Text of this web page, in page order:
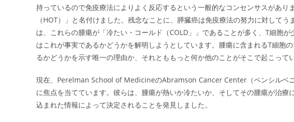
持っているので免疫療法によりよく反応するという一般的なコンセンサスがあり
（HOT）」と名付けました。残念なことに、膵臓癌は免疫療法の努力に対して
は、これらの腫瘍が「冷たい・コールド（COLD」」であることが多く、T細胞
はこれが事実であるかどうかを解明しようとしています。腫瘍に含まれるT細胞
るかどうかを示す唯一の理由か、それとももっと何か他のことがそこで起こって
現在、Perelman School of MedicineのAbramson Cancer Center（ペンシルベ
に焦点を当てています。彼らは、腫瘍が熱いか冷たいか、そしてその腫瘍が治
込まれた情報によって決定されることを発見しました。